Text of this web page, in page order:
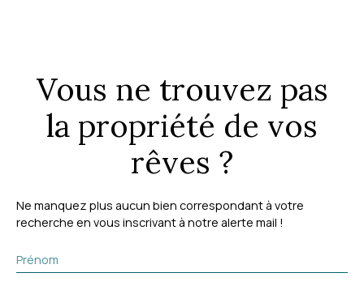
Vous ne trouvez pas
la propriété de vos
rêves ?
Ne manquez plus aucun bien correspondant à votre
recherche en vous inscrivant à notre alerte mail !
Prénom